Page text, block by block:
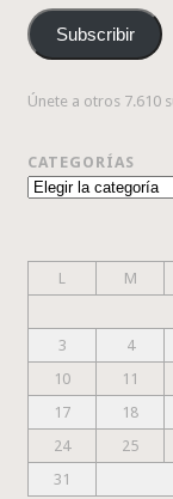
correo
electrónico
Subscribir
Únete a otros 7.610
CATEGORÍAS
Categorías
L
M
3
4
10
11
17
18
24
25
31